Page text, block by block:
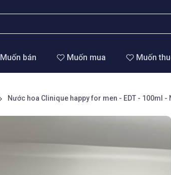
Muốn bán Muốn mua Muốn
Nước hoa Clinique happy for men - EDT - 100ml -